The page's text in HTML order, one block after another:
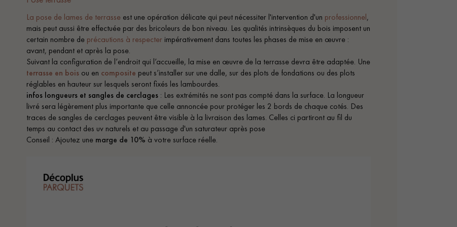
La pose de lames de terrasse est une opération délicate qui peut nécessiter l'intervention d'un professionnel,
mais peut aussi être effectuée par des bricoleurs de bon niveau. Les qualités intrinsèques du bois imposent un
certain nombre de précautions à respecter impérativement dans toutes les phases de mise en œuvre :
avant, pendant et après la pose.
Suivant la configuration de l’endroit qui l’accueille, la mise en œuvre de la terrasse devra être adaptée. Une
terrasse en bois ou en composite peut s’installer sur une dalle, sur des plots de fondations ou des plots
réglables en hauteur sur lesquels seront fixés les lambourdes.
infos longueurs et sangles de cerclages : Les extrémités ne sont pas compté dans la surface. La longueur
livré sera légèrement plus importante que celle annoncée pour protéger les 2 bords de chaque cotés. Des
traces de sangles de cerclages peuvent être visible à la livraison des lames. Celles ci partiront au fil du
temps au contact des uv naturels et au passage d'un saturateur après pose
Conseil : Ajoutez une marge de 10% à votre surface réelle.